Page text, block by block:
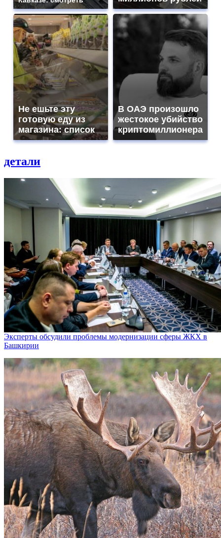
Не ешьте эту
готовую еду из
магазина: список
В ОАЭ произошло
жестокое убийство
криптомиллионера
детали
Эксперты обсудили проблемы модернизации сферы ЖКХ в
Башкирии